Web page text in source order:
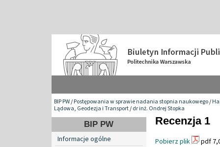
BIP PW/Postępowania w sprawie nadania stopnia naukowego/
Lądowa, Geodezja i Transport/dr inż. Ondrej Stopka
BIP PW
Informacje ogólne
Recenzja 1
Pobierz plik pdf